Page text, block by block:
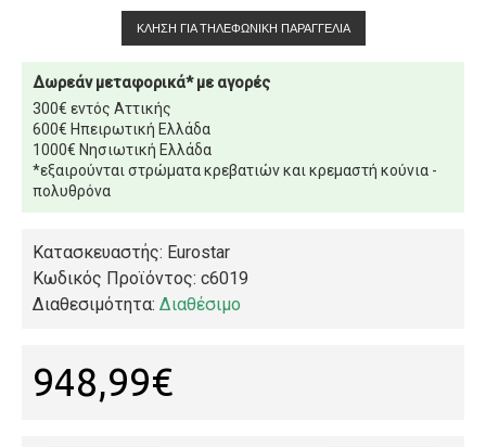
ΚΛΉΣΗ ΓΙΑ ΤΗΛΕΦΩΝΙΚΉ ΠΑΡΑΓΓΕΛΊΑ
Δωρεάν μεταφορικά* με αγορές
300€ εντός Αττικής
600€ Ηπειρωτική Ελλάδα
1000€ Νησιωτική Ελλάδα
*εξαιρούνται στρώματα κρεβατιών και κρεμαστή κούνια -
πολυθρόνα
Κατασκευαστής: Eurostar
Κωδικός Προϊόντος: c6019
Διαθεσιμότητα: Διαθέσιμο
948,99€